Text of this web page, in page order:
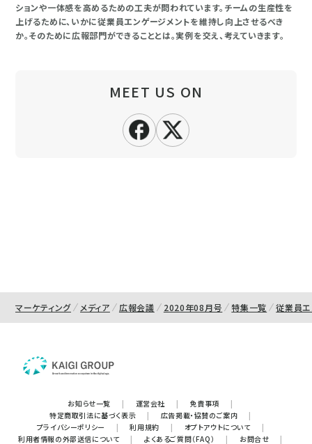
ションや一体感を高めるための工夫が問われています。チームの生産性を
上げるために、いかに従業員エンゲージメントを維持し向上させるべき
か。そのために広報部門ができることとは。実例を交え、考えていきます。
MEET US ON
マーケティング メディア 広報会議 2020年08月号 特集一覧 従業員エ
お知らせ一覧 | 運営会社 | 免責事項
|
特定商取引法に基づく表示
| 広告掲載・協賛のご案内
|
プライバシーポリシー
| 利用規約 | オプトアウトについて
|
利用者情報の外部送信について
| よくあるご質問（FAQ） | お問合せ |